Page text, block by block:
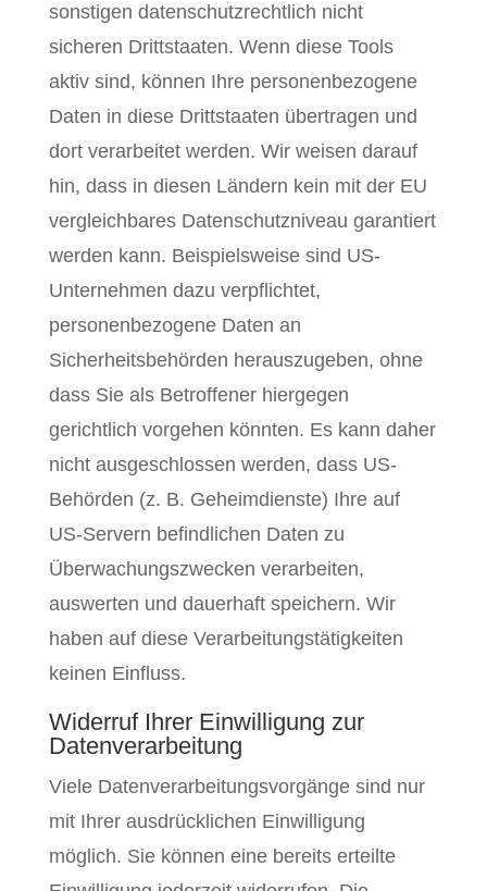
sonstigen datenschutzrechtlich nicht
sicheren Drittstaaten. Wenn diese Tools
aktiv sind, können Ihre personenbezogene
Daten in diese Drittstaaten übertragen und
dort verarbeitet werden. Wir weisen darauf
hin, dass in diesen Ländern kein mit der EU
vergleichbares Datenschutzniveau garantiert
werden kann. Beispielsweise sind US-
Unternehmen dazu verpflichtet,
personenbezogene Daten an
Sicherheitsbehörden herauszugeben, ohne
dass Sie als Betroffener hiergegen
gerichtlich vorgehen könnten. Es kann daher
nicht ausgeschlossen werden, dass US-
Behörden (z. B. Geheimdienste) Ihre auf
US-Servern befindlichen Daten zu
Überwachungszwecken verarbeiten,
auswerten und dauerhaft speichern. Wir
haben auf diese Verarbeitungstätigkeiten
keinen Einfluss.
Widerruf Ihrer Einwilligung zur
Datenverarbeitung
Viele Datenverarbeitungsvorgänge sind nur
mit Ihrer ausdrücklichen Einwilligung
möglich. Sie können eine bereits erteilte